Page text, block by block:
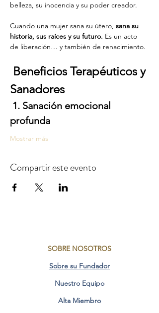
belleza, su inocencia y su poder creador.
Cuando una mujer sana su útero, sana su
historia, sus raíces y su futuro. Es un acto
de liberación… y también de renacimiento.
Beneficios Terapéuticos y
Sanadores
1. Sanación emocional
profunda
Mostrar más
Compartir este evento
SOBRE NOSOTROS
Sobre su Fundador
Nuestro Equipo
Alta Miembro